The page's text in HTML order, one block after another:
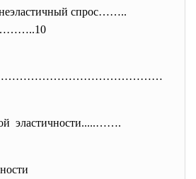
спрос……..
…
эластичности.....…….